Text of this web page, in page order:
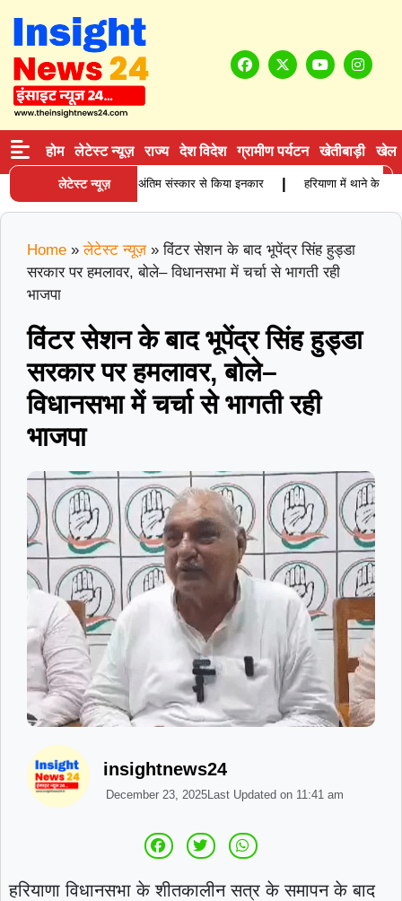
होम लेटेस्ट न्यूज़ राज्य देश विदेश ग्रामीण पर्यटन खेतीबाड़ी खेल
लेटेस्ट न्यूज़
कारोबारी की मौत, बेटियों ने अंतिम संस्कार से किया इनकार | हरियाणा में थाने के सामने
Home » लेटेस्ट न्यूज़ »विंटर सेशन के बाद भूपेंद्र सिंह हुड्डा
सरकार पर हमलावर, बोले– विधानसभा में चर्चा से भागती रही
भाजपा
विंटर सेशन के बाद भूपेंद्र सिंह हुड्डा
सरकार पर हमलावर, बोले–
विधानसभा में चर्चा से भागती रही
भाजपा
insightnews24
December 23, 2025Last Updated on 11:41 am
हरियाणा विधानसभा के शीतकालीन सत्र के समापन के बाद